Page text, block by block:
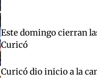
Este domingo cierran
Curicó
Curicó dio inicio a la